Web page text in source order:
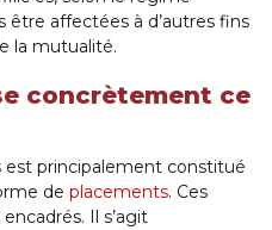
affectées à d’autres fins
la mutualité.
concrètement ce
principalement constitué
de placements. Ces
Il s’agit